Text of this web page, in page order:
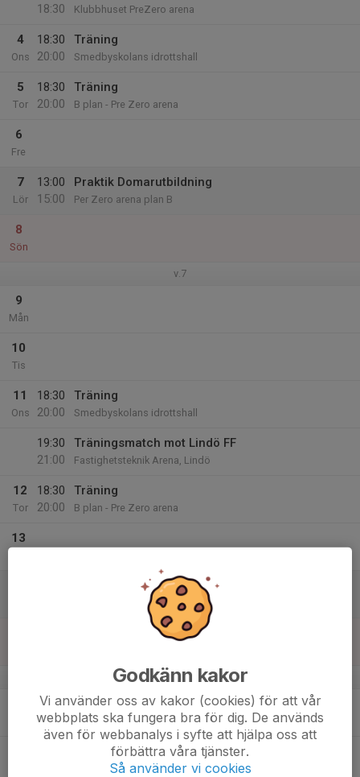
18:30
Klubbhuset PreZero arena
4
Ons
18:30
20:00
Träning
Smedbyskolans idrottshall
5
Tor
18:30
20:00
Träning
B plan - Pre Zero arena
6
Fre
7
Lör
13:00
15:00
Praktik Domarutbildning
Per Zero arena plan B
8
Sön
v.7
9
Mån
10
Tis
11
Ons
18:30
20:00
Träning
Smedbyskolans idrottshall
19:30
21:00
Träningsmatch mot Lindö FF
Fastighetsteknik Arena, Lindö
12
Tor
18:30
20:00
Träning
B plan - Pre Zero arena
13
Praktik domarutbildning
Per Zero arena plan B
Träningsmatch Svärtinge SK
v.8
Träning
B plan - Pre Zero arena
Godkänn kakor
Vi använder oss av kakor (cookies) för att vår
webbplats ska fungera bra för dig. De används
även för webbanalys i syfte att hjälpa oss att
förbättra våra tjänster.
Så använder vi cookies